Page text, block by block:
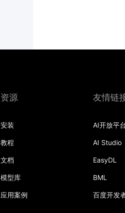
资源
安装
教程
文档
模型库
应用案例
友情链
AI开放平
AI Studio
EasyDL
BML
百度开发